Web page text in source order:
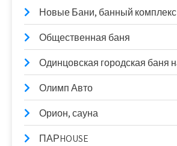
Новые Бани, банный комплекс
Общественная баня
Одинцовская городская баня
Олимп Авто
Орион, сауна
ПАРHOUSE